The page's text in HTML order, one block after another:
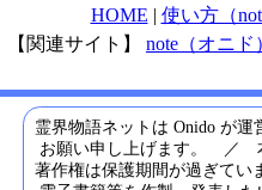
HOME | 使い方（
【関連サイト】 note（オニド
霊界物語ネットは Onido が運
お願い申し上げます。 ／
著作権は保護期間が過ぎてい